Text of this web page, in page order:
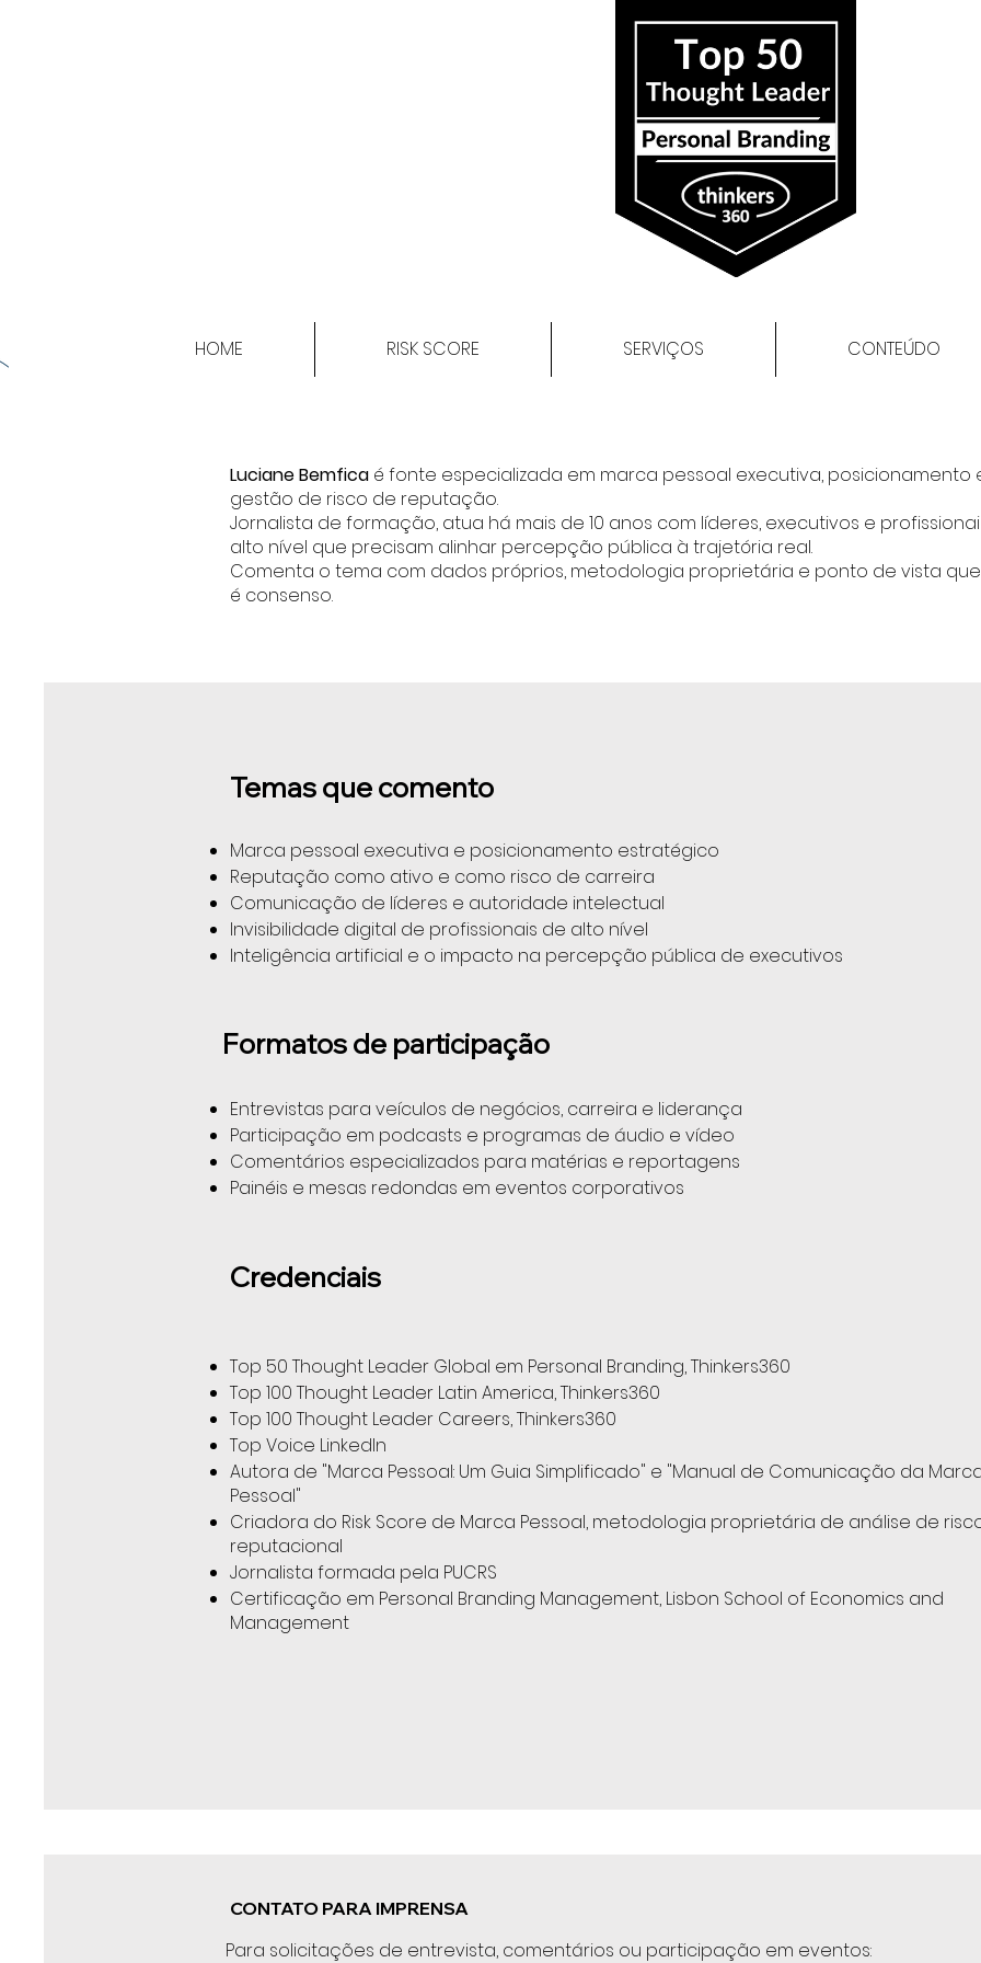
HOME RISK SCORE SERVIÇOS CONTEÚDO
Luciane Bemfica é fonte especializada em marca pessoal executiva, posicionamento
gestão de risco de reputação.
Jornalista de formação, atua há mais de 10 anos com líderes, executivos e
alto nível que precisam alinhar percepção pública à trajetória real.
Comenta o tema com dados próprios, metodologia proprietária e ponto de vista
é consenso.
Temas que comento
Marca pessoal executiva e posicionamento estratégico
Reputação como ativo e como risco de carreira
Comunicação de líderes e autoridade intelectual
Invisibilidade digital de profissionais de alto nível
Inteligência artificial e o impacto na percepção pública de executivos
Formatos de participação
Entrevistas para veículos de negócios, carreira e liderança
Participação em podcasts e programas de áudio e vídeo
Comentários especializados para matérias e reportagens
Painéis e mesas redondas em eventos corporativos
Credenciais
Top 50 Thought Leader Global em Personal Branding, Thinkers360
Top 100 Thought Leader Latin America, Thinkers360
Top 100 Thought Leader Careers, Thinkers360
Top Voice LinkedIn
Autora de "Marca Pessoal: Um Guia Simplificado" e "Manual de Comunicação da
Pessoal"
Criadora do Risk Score de Marca Pessoal, metodologia proprietária de análise de
reputacional
Jornalista formada pela PUCRS
Certificação em Personal Branding Management, Lisbon School of Economics and
Management
CONTATO PARA IMPRENSA
Para solicitações de entrevista, comentários ou participação em eventos: